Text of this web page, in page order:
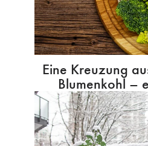
Eine Kreuzung
Blumenkohl –